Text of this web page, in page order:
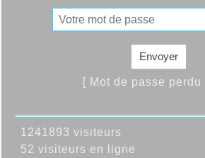
Envoyer
[ Mot de passe perdu
1241893 visiteurs
52 visiteurs en ligne